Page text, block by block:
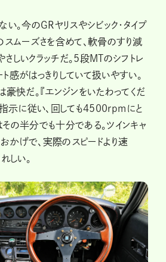
い。今のGRヤリスやシビック・タイプ
スムーズさを含めて、軟骨のすり減
しいクラッチだ。5段MTのシフトレ
感がはっきりしていて扱いやすい。
豪快だ。『エンジンをいたわってくだ
指示に従い、回しても4500rpmにと
の半分でも十分である。ツインキャ
かげで、実際のスピードより速
しい。